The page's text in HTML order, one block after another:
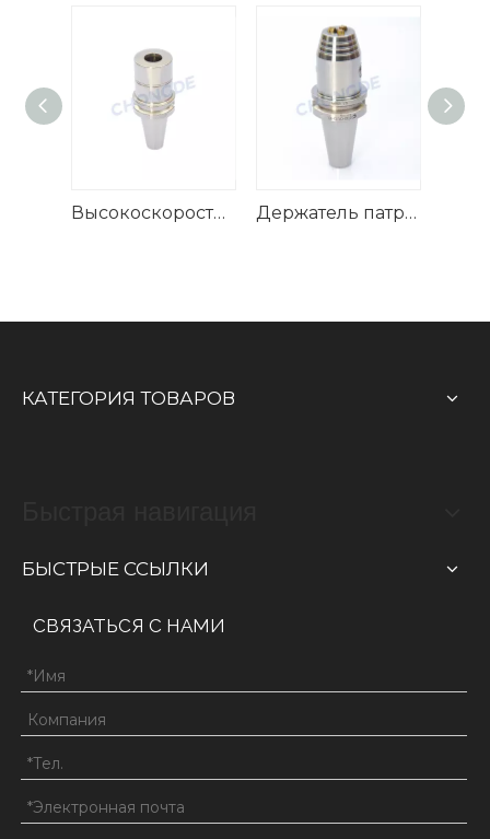
Высокоскоростной цанговый патрон BT GSK Держатель патрона для сверл с процессором ChongDe BT/CAT/SK/HSK
КАТЕГОРИЯ ТОВАРОВ
БЫСТРЫЕ ССЫЛКИ
СВЯЗАТЬСЯ С НАМИ